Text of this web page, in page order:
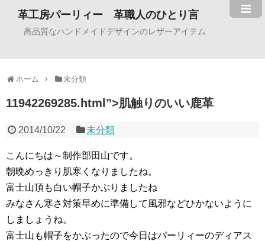
革工房パーリィー 革職人のひとり言
高品質なハンドメイドデザインのレザーアイテム
ホーム 未分類
11942269285.html”>肌触りのいい鹿革
2014/10/22 未分類
こんにちは～制作部田山です。
朝晩めっきり肌寒くなりましたね。
富士山頂も白い帽子かぶりましたね
みなさん寒さ対策早めに準備して風邪などひかないように
しましょうね。
富士山も帽子をかぶったので今日はパーリィーのディアス